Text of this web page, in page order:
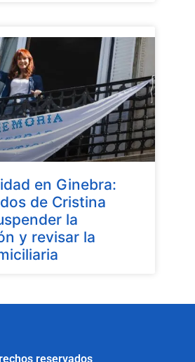
en Ginebra:
de Cristina
la
y revisar la
reservados